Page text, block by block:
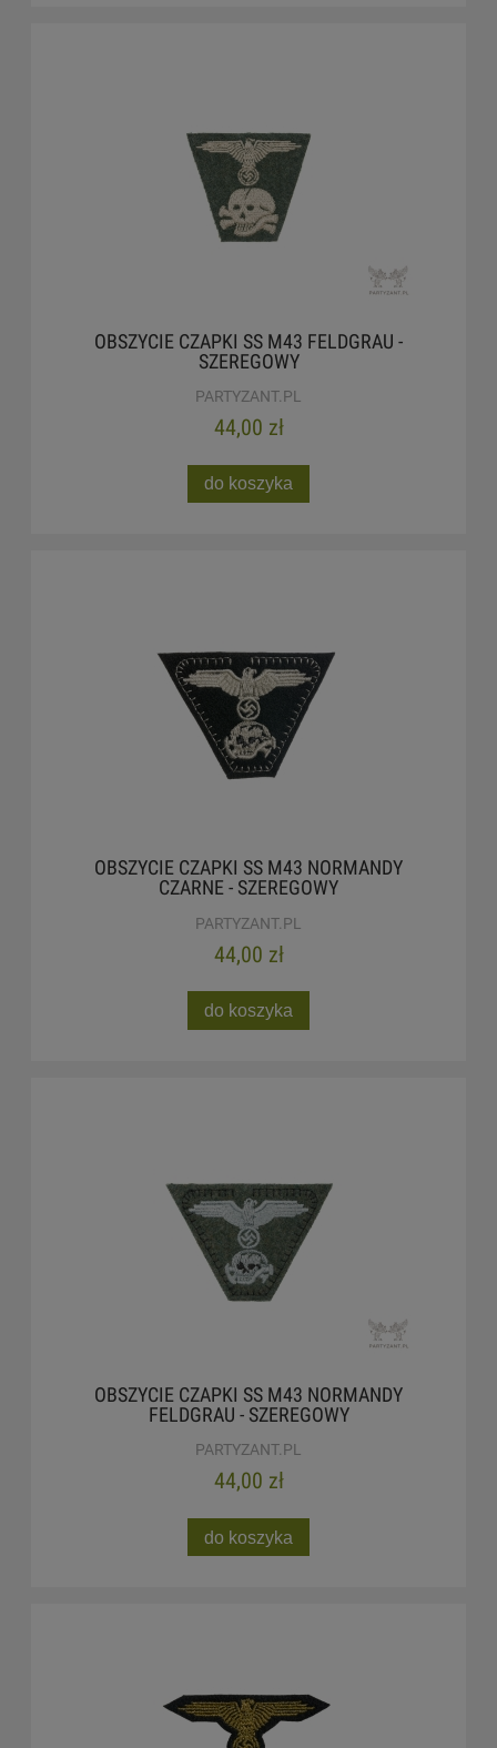
OBSZYCIE CZAPKI SS M43 FELDGRAU -
SZEREGOWY
PARTYZANT.PL
44,00 zł
do koszyka
OBSZYCIE CZAPKI SS M43 NORMANDY
CZARNE - SZEREGOWY
PARTYZANT.PL
44,00 zł
do koszyka
OBSZYCIE CZAPKI SS M43 NORMANDY
FELDGRAU - SZEREGOWY
PARTYZANT.PL
44,00 zł
do koszyka